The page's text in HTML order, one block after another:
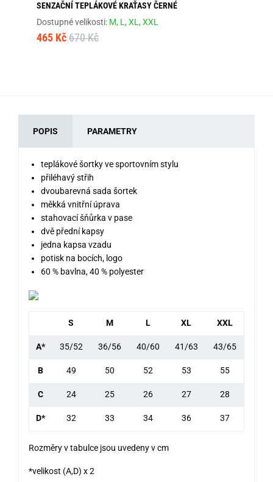
SENZAČNÍ TEPLÁKOVÉ KRAŤASY ČERNÉ
Dostupné velikosti: M, L,XL,XXL
465 Kč 670 Kč
POPIS PARAMETRY
teplákové šortky ve sportovním stylu
přiléhavý střih
dvoubarevná sada šortek
měkká vnitřní úprava
stahovací šňůrka v pase
dvě přední kapsy
jedna kapsa vzadu
potisk na bocích, logo
60 % bavlna, 40 % polyester
S M L XL XXL
A* 35/52 36/56 40/60 41/63 43/65
B 49 50 52 53 55
C 24 25 26 27 28
D* 32 33 34 36 37
Rozměry v tabulce jsou uvedeny v cm
*velikost (A,D) x 2